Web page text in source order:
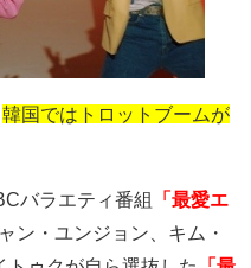
韓国ではトロットブームが
バラエティ番組
「最愛エ
ン・ユンジョン、キム・